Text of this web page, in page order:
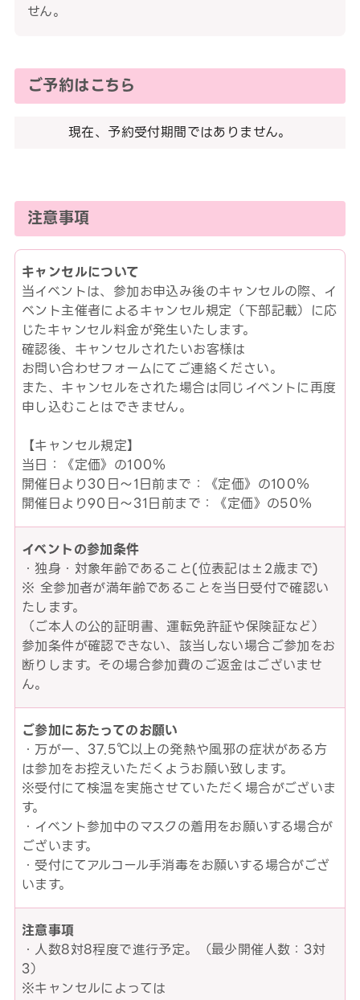
せん。
ご予約はこちら
現在、予約受付期間ではありません。
注意事項
キャンセルについて
当イベントは、参加お申込み後のキャンセルの際、イ
ベント主催者によるキャンセル規定（下部記載）に応
じたキャンセル料金が発生いたします。
確認後、キャンセルされたいお客様は
お問い合わせフォームにてご連絡ください。
また、キャンセルをされた場合は同じイベントに再度
申し込むことはできません。
【キャンセル規定】
当日：《定価》の100％
開催日より30日～1日前まで：《定価》の100％
開催日より90日～31日前まで：《定価》の50％
イベントの参加条件
・独身・対象年齢であること(位表記は±2歳まで)
※ 全参加者が満年齢であることを当日受付で確認い
たします。
（ご本人の公的証明書、運転免許証や保険証など）
参加条件が確認できない、該当しない場合ご参加をお
断りします。その場合参加費のご返金はございませ
ん。
ご参加にあたってのお願い
・万が一、37.5℃以上の発熱や風邪の症状がある方
は参加をお控えいただくようお願い致します。
※受付にて検温を実施させていただく場合がございま
す。
・イベント参加中のマスクの着用をお願いする場合が
ございます。
・受付にてアルコール手消毒をお願いする場合がござ
います。
注意事項
・人数8対8程度で進行予定。（最少開催人数：3対
3）
※キャンセルによっては